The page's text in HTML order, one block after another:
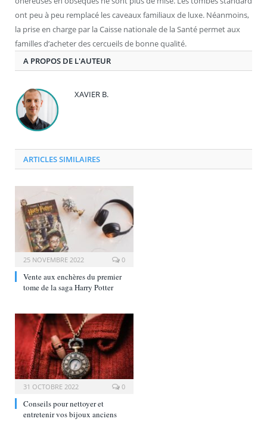
ont peu à peu remplacé les caveaux familiaux de luxe. Néanmoins,
la prise en charge par la Caisse nationale de la Santé permet aux
familles d’acheter des cercueils de bonne qualité.
A PROPOS DE L'AUTEUR
XAVIER B.
ARTICLES SIMILAIRES
25 NOVEMBRE 2022 0
Vente aux enchères du premier
tome de la saga Harry Potter
31 OCTOBRE 2022 0
Conseils pour nettoyer et
entretenir vos bijoux anciens